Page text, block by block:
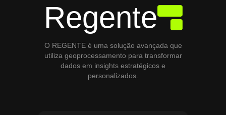
Regente
O REGENTE é uma solução avançada que
utiliza geoprocessamento para transformar
dados em insights estratégicos e
personalizados.